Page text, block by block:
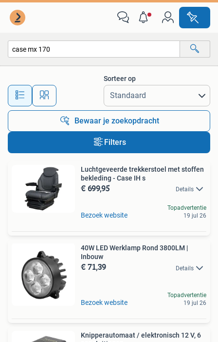
Alle afstanden…
Sorteer op
Bewaar je zoekopdracht
Filters
Luchtgeveerde trekkerstoel met stoffen
bekleding - Case IH s
€ 699,95 Details
Bezoek website
Topadvertentie
19 jul 26
40W LED Werklamp Rond 3800LM |
Inbouw
€ 71,39 Details
Bezoek website
Topadvertentie
19 jul 26
Knipperautomaat / elektronisch 12 V, 6